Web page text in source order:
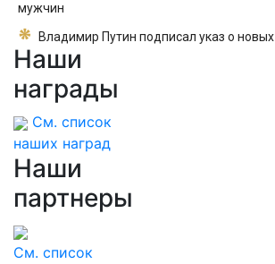
мужчин
Владимир Путин подписал указ о новых
правилах прохождения военной службы
Наши
награды
См. список
наших наград
Наши
партнеры
См. список